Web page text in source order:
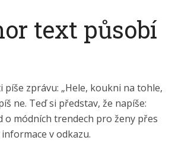
text působí
zprávu: „Hele, koukni na tohle,
ne. Teď si představ, že napíše:
o módních trendech pro ženy přes
v odkazu.